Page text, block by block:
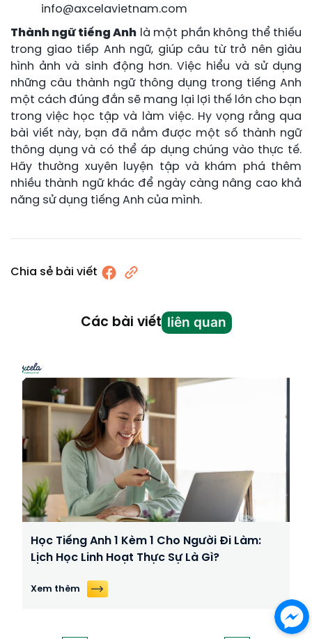
info@axcelavietnam.com
Thành ngữ tiếng Anh là một phần không thể thiếu
trong giao tiếp Anh ngữ, giúp câu từ trở nên giàu
hình ảnh và sinh động hơn. Việc hiểu và sử dụng
những câu thành ngữ thông dụng trong tiếng Anh
một cách đúng đắn sẽ mang lại lợi thế lớn cho bạn
trong việc học tập và làm việc. Hy vọng rằng qua
bài viết này, bạn đã nắm được một số thành ngữ
thông dụng và có thể áp dụng chúng vào thực tế.
Hãy thường xuyên luyện tập và khám phá thêm
nhiều thành ngữ khác để ngày càng nâng cao khả
năng sử dụng tiếng Anh của mình.
Chia sẻ bài viết
Các bài viết liên quan
Học Tiếng Anh 1 Kèm 1 Cho Người Đi Làm:
Lịch Học Linh Hoạt Thực Sự Là Gì?
Xem thêm